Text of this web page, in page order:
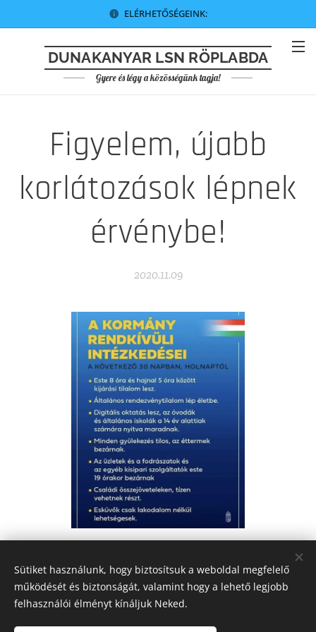
ELÉRHETŐSÉGEINK:
DUNAKANYAR LSN RÖPLABDA
Gyere és légy a közösségünk tagja!
Figyelem, újabb
korlátozások lépnek
érvénybe!
2020.11.09
Sütiket használunk, hogy biztosítsuk a weboldal megfelelő
működését és biztonságát, valamint hogy a lehető legjobb
felhasználói élményt kínáljuk Neked.